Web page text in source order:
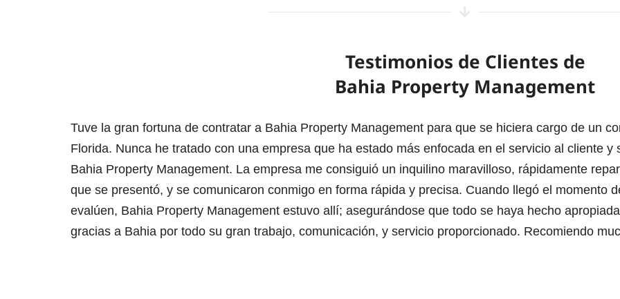
Testimonios de Clientes de
Bahia Property Management
Tuve la gran fortuna de contratar a Bahia Property Management para que se hiciera cargo de un
Florida. Nunca he tratado con una empresa que ha estado más enfocada en el servicio al cliente
Bahia Property Management. La empresa me consiguió un inquilino maravilloso, rápidamente
que se presentó, y se comunicaron conmigo en forma rápida y precisa. Cuando llegó el momento
evalúen, Bahia Property Management estuvo allí; asegurándose que todo se haya hecho
gracias a Bahia por todo su gran trabajo, comunicación, y servicio proporcionado. Recomiendo